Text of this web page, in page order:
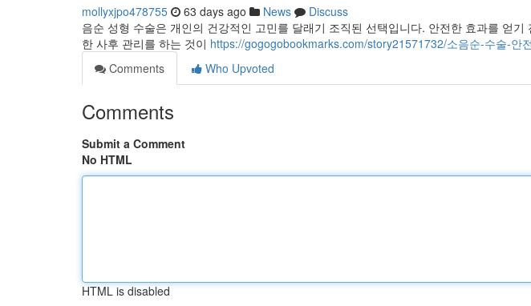
mollyxjpo478755 63 days ago News
Discuss
음순 성형 수술은 개인의 건강적인 고민를 달래기 조직된 선택입니다. 안전한 효과를 얻
한 사후 관리를 하는 것이 https://gogogobookmarks.com/story21571732/소음순-수술-안
Comments
Who Upvoted
Comments
Submit a Comment
No HTML
HTML is disabled